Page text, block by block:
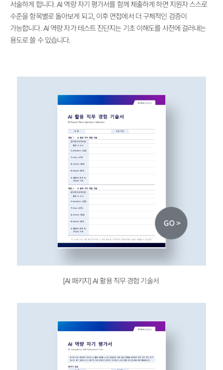
서술하게 합니다. AI 역량 자기 평가서를 함께 제출하게 하면 지원자 스스로
수준을 항목별로 돌아보게 되고, 이후 면접에서 더 구체적인 검증이
가능합니다. AI 역량 자가 테스트 진단지는 기초 이해도를 사전에 걸러내는
용도로 쓸 수 있습니다.
[AI 패키지] AI 활용 직무 경험 기술서